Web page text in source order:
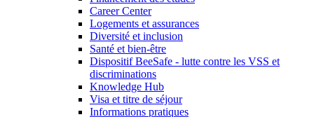
Career Center
Logements et assurances
Diversité et inclusion
Santé et bien-être
Dispositif BeeSafe - lutte contre les VSS et
discriminations
Knowledge Hub
Visa et titre de séjour
Informations pratiques